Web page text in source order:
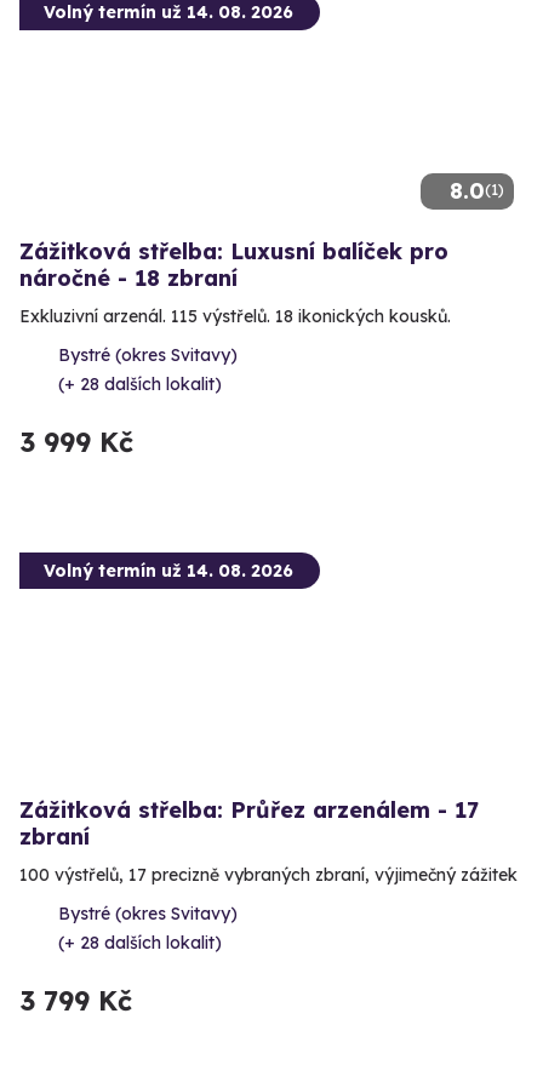
8.0(1)
Volný termín už 14. 08. 2026
Zážitková střelba: Luxusní balíček pro
náročné - 18 zbraní
Exkluzivní arzenál. 115 výstřelů. 18 ikonických kousků.
Bystré (okres Svitavy)
(+ 28 dalších lokalit)
3 999 Kč
Volný termín už 14. 08. 2026
Zážitková střelba: Průřez arzenálem - 17
zbraní
100 výstřelů, 17 precizně vybraných zbraní, výjimečný zážitek
Bystré (okres Svitavy)
(+ 28 dalších lokalit)
3 799 Kč